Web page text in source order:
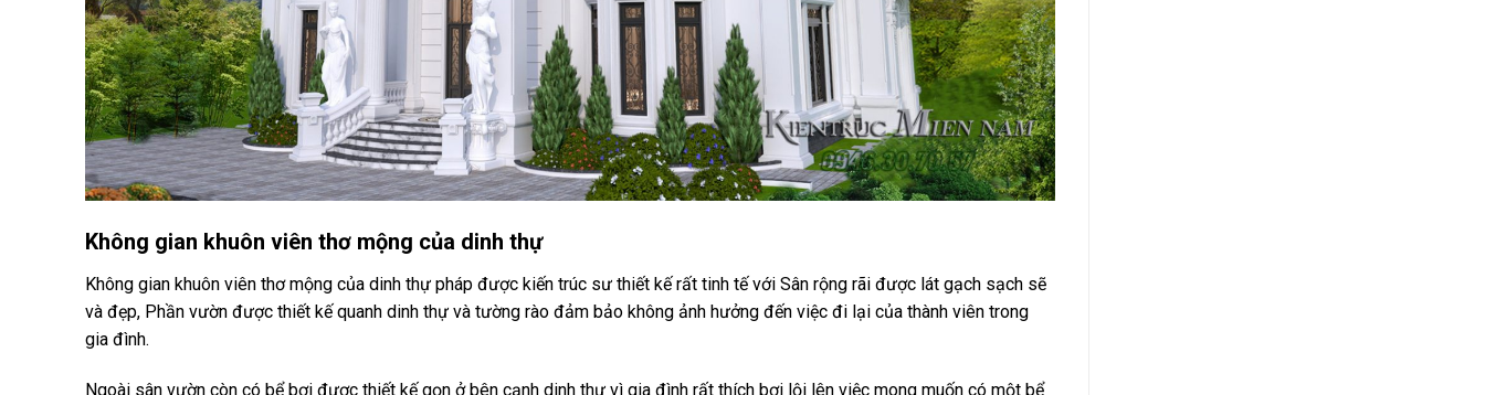
Không gian khuôn viên thơ mộng của dinh thự
Không gian khuôn viên thơ mộng của dinh thự pháp được kiến trúc sư thiết kế rất tinh tế với Sân rộng rãi được lát gạch sạch sẽ
và đẹp, Phần vườn được thiết kế quanh dinh thự và tường rào đảm bảo không ảnh hưởng đến việc đi lại của thành viên trong
gia đình.
Ngoài sân vườn còn có bể bơi được thiết kế gọn ở bên cạnh dinh thự vì gia đình rất thích bơi lội lên việc mong muốn có một bể